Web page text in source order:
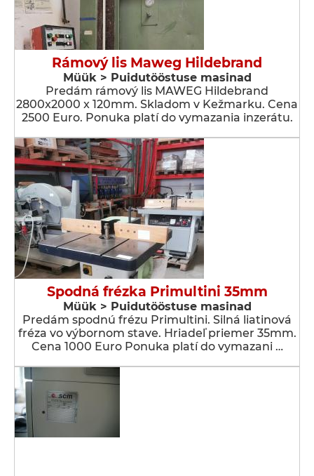
Rámový lis Maweg Hildebrand
Müük > Puidutööstuse masinad
Predám rámový lis MAWEG Hildebrand
2800x2000 x 120mm. Skladom v Kežmarku. Cena
2500 Euro. Ponuka platí do vymazania inzerátu.
Spodná frézka Primultini 35mm
Müük > Puidutööstuse masinad
Predám spodnú frézu Primultini. Silná liatinová
fréza vo výbornom stave. Hriadeľ priemer 35mm.
Cena 1000 Euro Ponuka platí do vymazani …